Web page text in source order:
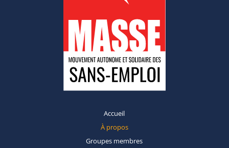
Accueil
À propos
Groupes membres